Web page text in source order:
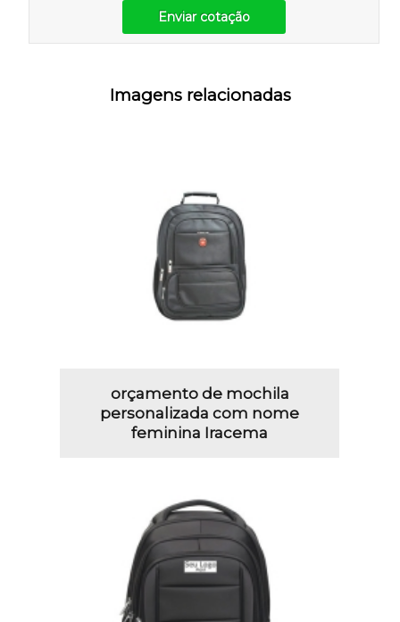
Enviar cotação
Imagens relacionadas
orçamento de mochila
personalizada com nome
feminina Iracema